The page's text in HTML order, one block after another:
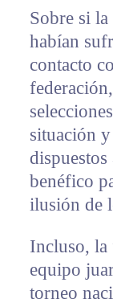
Sobre si
habían
contacto
situación
benéfico
ilusión de
Incluso, la
equipo
torneo